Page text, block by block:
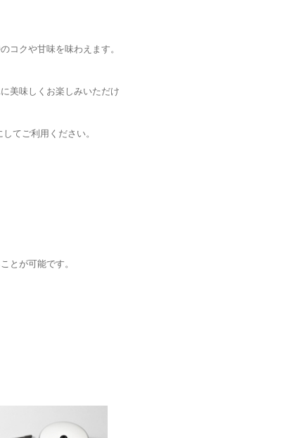
コクや甘味を味わえます。
美味しくお楽しみいただけ
てご利用ください。
とが可能です。